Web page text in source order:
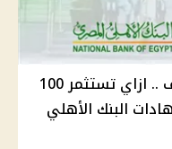
أخطف شهادة بسرعه قبل الوقف .. ازاي تستثمر 100
البنك الأهلي